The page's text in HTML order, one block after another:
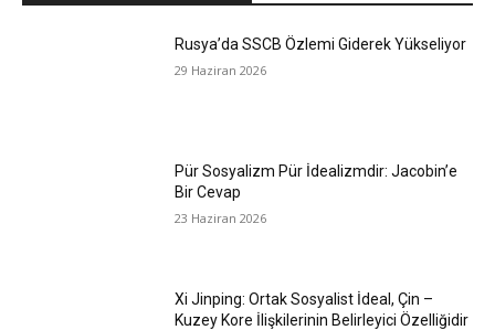
Rusya’da SSCB Özlemi Giderek Yükseliyor
29 Haziran 2026
Pür Sosyalizm Pür İdealizmdir: Jacobin’e
Bir Cevap
23 Haziran 2026
Xi Jinping: Ortak Sosyalist İdeal, Çin –
Kuzey Kore İlişkilerinin Belirleyici Özelliğidir